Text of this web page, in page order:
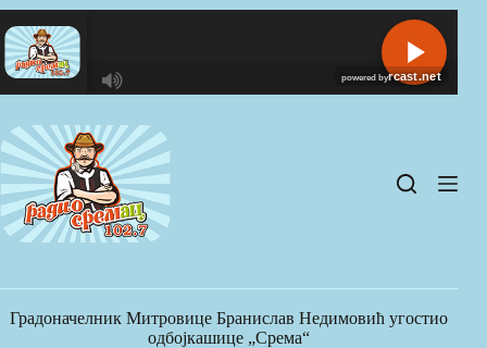
Skip
to
content
C
A
S
T
.
N
Градоначелник Митровице Бранислав Недимовић угостио
одбојкашице „Срема“